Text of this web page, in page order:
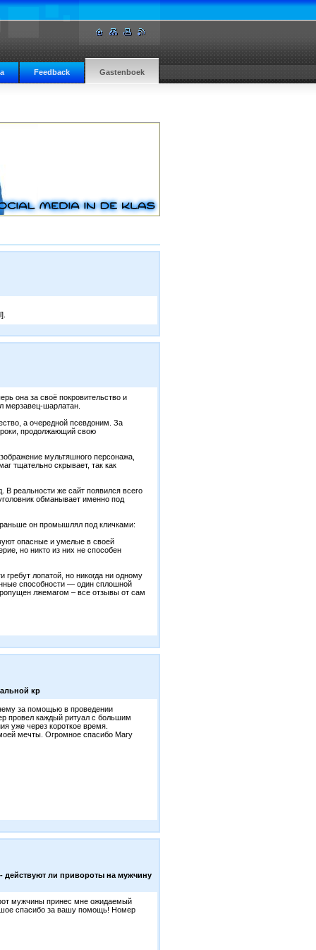
Feedback Gastenboek
она за своё покровительство и
мерзавец-шарлатан.
а очередной псевдоним. За
продолжающий свою
мультяшного персонажа,
тщательно скрывает, так как
реальности же сайт появился всего
обманывает именно под
он промышлял под кличками:
опасные и умелые в своей
но никто из них не способен
лопатой, но никогда ни одному
способности — один сплошной
лжемагом – все отзывы от сам
кр
за помощью в проведении
провел каждый ритуал с большим
уже через короткое время.
мечты. Огромное спасибо Магу
действуют ли привороты на мужчину
мужчины принес мне ожидаемый
спасибо за вашу помощь! Номер